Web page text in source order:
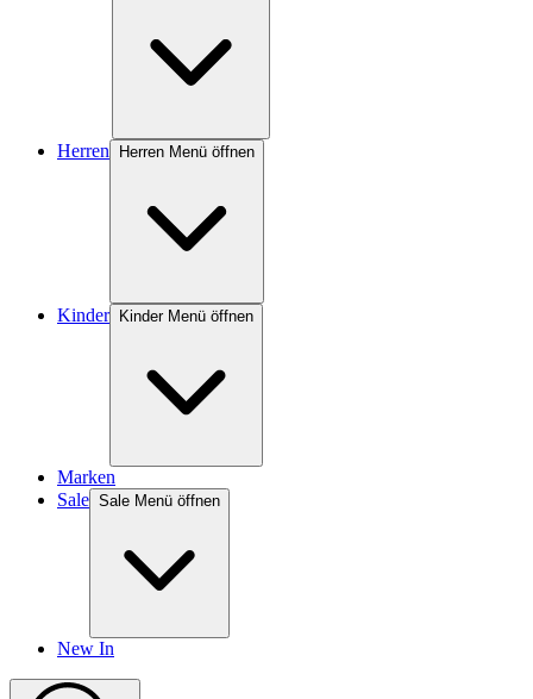
Herren Herren Menü öffnen
Kinder Kinder Menü öffnen
Marken
Sale Sale Menü öffnen
New In